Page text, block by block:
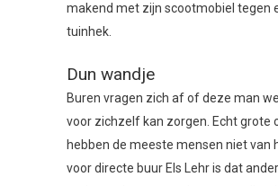
makend met zijn scootmobiel tegen
tuinhek.
Dun wandje
Buren vragen zich af of deze man
voor zichzelf kan zorgen. Echt grote
hebben de meeste mensen niet van
voor directe buur Els Lehr is dat